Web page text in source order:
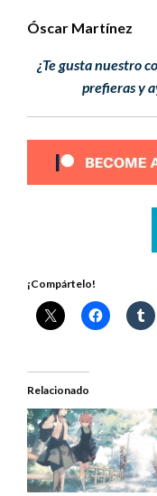
Óscar Martínez
¿Te gusta nuestro
prefieras y
¡Compártelo!
Relacionado